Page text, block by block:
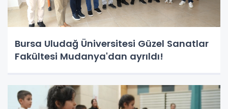
Bursa Uludağ Üniversitesi Güzel Sanatlar
Fakültesi Mudanya'dan ayrıldı!